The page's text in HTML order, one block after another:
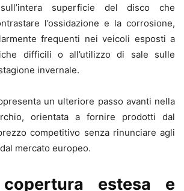
superficie del disco che
l’ossidazione e la corrosione,
frequenti nei veicoli esposti a
difficili o all’utilizzo di sale sulle
invernale.
un ulteriore passo avanti nella
orientata a fornire prodotti dal
competitivo senza rinunciare agli
mercato europeo.
estesa e